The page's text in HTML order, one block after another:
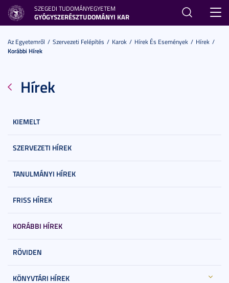
SZEGEDI TUDOMÁNYEGYETEM
GYÓGYSZERÉSZTUDOMÁNYI KAR
Az Egyetemről Szervezeti Felépítés Karok Hírek És Események
Hírek
Korábbi Hírek
Hírek
KIEMELT
SZERVEZETI HÍREK
TANULMÁNYI HÍREK
FRISS HÍREK
KORÁBBI HÍREK
RÖVIDEN
KÖNYVTÁRI HÍREK